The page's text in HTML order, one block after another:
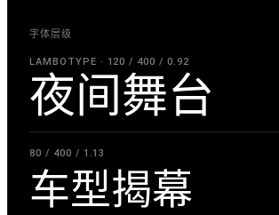
字体层级
LAMBOTYPE · 120 / 400 / 0.92
夜间舞台
80 / 400 / 1.13
车型揭幕